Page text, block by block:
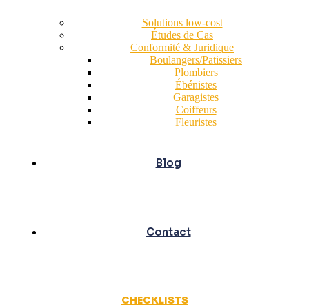
Solutions low-cost
Études de Cas
Conformité & Juridique
Boulangers/Patissiers
Plombiers
Ébénistes
Garagistes
Coiffeurs
Fleuristes
Blog
Contact
CHECKLISTS